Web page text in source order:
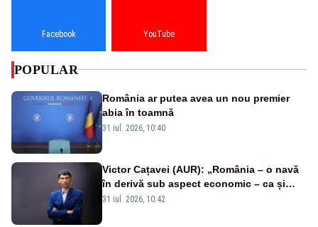
Facebook YouTube
POPULAR
România ar putea avea un nou premier
abia în toamnă
31 iul. 2026, 10:40
Victor Cațavei (AUR): „România – o navă
în derivă sub aspect economic – ca și
rezultat al guvernărilor din ultimii 36 de
31 iul. 2026, 10:42